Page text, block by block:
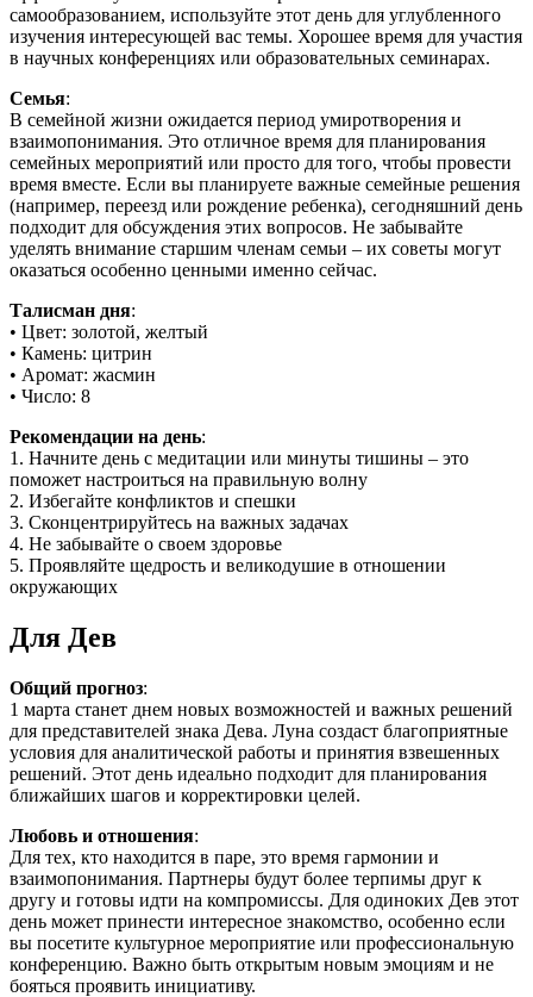
самообразованием, используйте этот день для углубленного
изучения интересующей вас темы. Хорошее время для участия
в научных конференциях или образовательных семинарах.
Семья:
В семейной жизни ожидается период умиротворения и
взаимопонимания. Это отличное время для планирования
семейных мероприятий или просто для того, чтобы провести
время вместе. Если вы планируете важные семейные решения
(например, переезд или рождение ребенка), сегодняшний день
подходит для обсуждения этих вопросов. Не забывайте
уделять внимание старшим членам семьи – их советы могут
оказаться особенно ценными именно сейчас.
Талисман дня:
• Цвет: золотой, желтый
• Камень: цитрин
• Аромат: жасмин
• Число: 8
Рекомендации на день:
1. Начните день с медитации или минуты тишины – это
поможет настроиться на правильную волну
2. Избегайте конфликтов и спешки
3. Сконцентрируйтесь на важных задачах
4. Не забывайте о своем здоровье
5. Проявляйте щедрость и великодушие в отношении
окружающих
Для Дев
Общий прогноз:
1 марта станет днем новых возможностей и важных решений
для представителей знака Дева. Луна создаст благоприятные
условия для аналитической работы и принятия взвешенных
решений. Этот день идеально подходит для планирования
ближайших шагов и корректировки целей.
Любовь и отношения:
Для тех, кто находится в паре, это время гармонии и
взаимопонимания. Партнеры будут более терпимы друг к
другу и готовы идти на компромиссы. Для одиноких Дев этот
день может принести интересное знакомство, особенно если
вы посетите культурное мероприятие или профессиональную
конференцию. Важно быть открытым новым эмоциям и не
бояться проявить инициативу.